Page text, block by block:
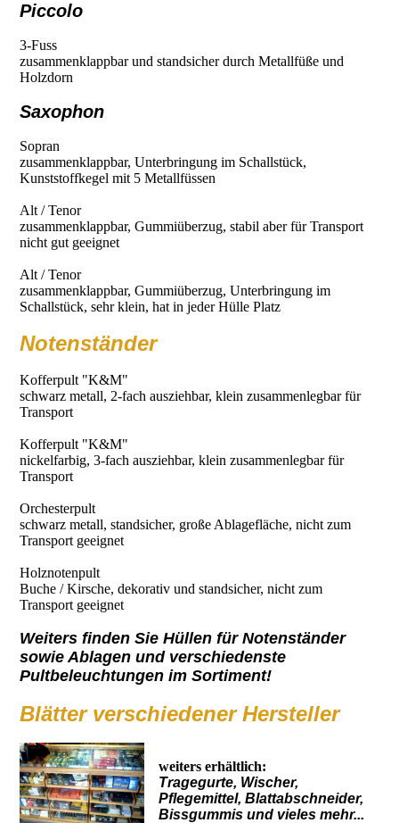
Piccolo
3-Fuss
zusammenklappbar und standsicher durch Metallfüße und
Holzdorn
Saxophon
Sopran
zusammenklappbar, Unterbringung im Schallstück,
Kunststoffkegel mit 5 Metallfüssen
Alt / Tenor
zusammenklappbar, Gummiüberzug, stabil aber für Transport
nicht gut geeignet
Alt / Tenor
zusammenklappbar, Gummiüberzug, Unterbringung im
Schallstück, sehr klein, hat in jeder Hülle Platz
Notenständer
Kofferpult "K&M"
schwarz metall, 2-fach ausziehbar, klein zusammenlegbar für
Transport
Kofferpult "K&M"
nickelfarbig, 3-fach ausziehbar, klein zusammenlegbar für
Transport
Orchesterpult
schwarz metall, standsicher, große Ablagefläche, nicht zum
Transport geeignet
Holznotenpult
Buche / Kirsche, dekorativ und standsicher, nicht zum
Transport geeignet
Weiters finden Sie Hüllen für Notenständer
sowie Ablagen und verschiedenste
Pultbeleuchtungen im Sortiment!
Blätter verschiedener Hersteller
weiters erhältlich:
Tragegurte, Wischer,
Pflegemittel, Blattabschneider,
Bissgummis und vieles mehr...